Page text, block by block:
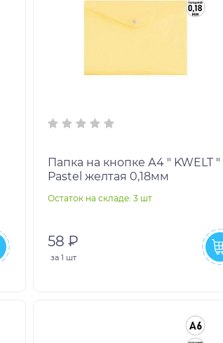
Папка на кнопке А4 " KWELT "
Pastel желтая 0,18мм
Остаток на складе: 3 шт
58 ₽
за 1 шт